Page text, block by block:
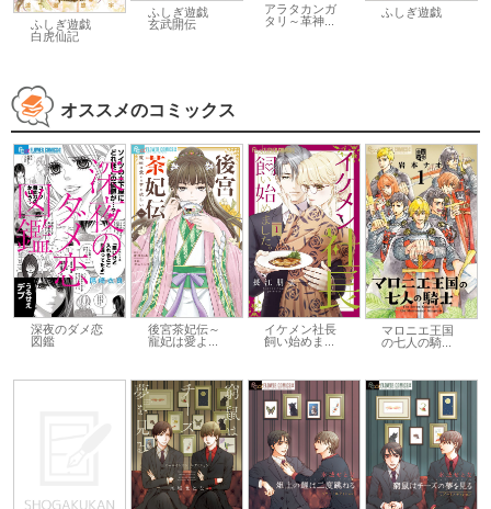
ふしぎ遊戯
白虎仙記
ふしぎ遊戯
玄武開伝
アラタカンガ
タリ～革神...
ふしぎ遊戯
オススメのコミックス
深夜のダメ恋
図鑑
後宮茶妃伝～
寵妃は愛よ...
イケメン社長
飼い始めま...
マロニエ王国
の七人の騎...